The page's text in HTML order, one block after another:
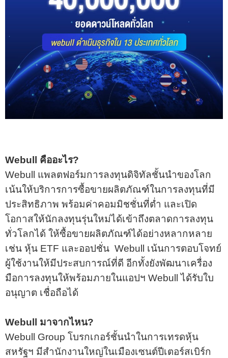
Webull คืออะไร?
Webull แพลตฟอร์มการลงทุนดิจิทัลชั้นนำของโลก
เน้นให้บริการการซื้อขายผลิตภัณฑ์ในการลงทุนที่มี
ประสิทธิภาพ พร้อมค่าคอมมิชชั่นที่ต่ำ และเปิด
โอกาสให้นักลงทุนรุ่นใหม่ได้เข้าถึงตลาดการลงทุน
ทั่วโลกได้ ให้ซื้อขายผลิตภัณฑ์ได้อย่างหลากหลาย
เช่น หุ้น ETF และออปชั่น Webull เน้นการตอบโจทย์
ผู้ใช้งานให้มีประสบการณ์ที่ดี อีกทั้งยังพัฒนาเครื่อง
มือการลงทุนให้พร้อมภายในแอปฯ Webull ได้รับใบ
อนุญาต เชื่อถือได้
Webull มาจากไหน?
Webull Group โบรกเกอร์ชั้นนำในการเทรดหุ้น
สหรัฐฯ มีสำนักงานใหญ่ในเมืองเซนต์ปีเตอร์สเบิร์ก